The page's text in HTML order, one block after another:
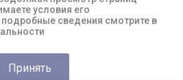
условия его
сведения смотрите в
Принять